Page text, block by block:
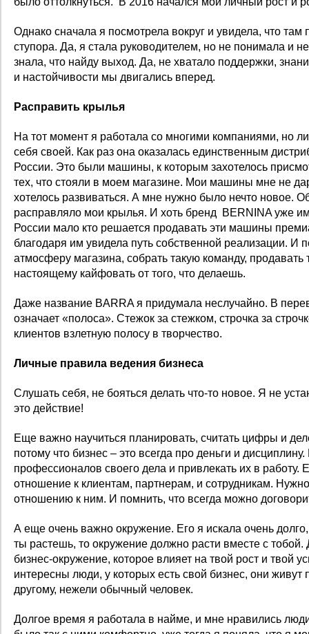
Однако сначала я посмотрела вокруг и увидела, что там
ступора. Да, я стала руководителем, но не понимала и
знала, что найду выход. Да, не хватало поддержки,
и настойчивости мы двигались вперед.
Расправить крылья
На тот момент я работала со многими компаниями, но
себя своей. Как раз она оказалась единственным
России. Это были машины, к которым захотелось
тех, что стояли в моем магазине. Мои машины мне не
хотелось развиваться. А мне нужно было нечто новое.
расправляло мои крылья. И хоть бренд BERNINA уже
России мало кто решается продавать эти машины
благодаря им увидела путь собственной реализации. И
атмосферу магазина, собрать такую команду, продавать
настоящему кайфовать от того, что делаешь.
Даже название BARRA я придумала неслучайно. В
означает «полоса». Стежок за стежком, строчка за
клиентов взлетную полосу в творчество.
Личные правила ведения бизнеса
Слушать себя, не бояться делать что-то новое. Я не
это действие!
Еще важно научиться планировать, считать цифры и
потому что бизнес – это всегда про деньги и
профессионалов своего дела и привлекать их в
отношение к клиентам, партнерам, и сотрудникам.
отношению к ним. И помнить, что всегда можно
А еще очень важно окружение. Его я искала очень
ты растешь, то окружение должно расти вместе с тобой.
бизнес-окружение, которое влияет на твой рост и твой
интересны люди, у которых есть свой бизнес, они живут
другому, нежели обычный человек.
Долгое время я работала в найме, и мне нравились